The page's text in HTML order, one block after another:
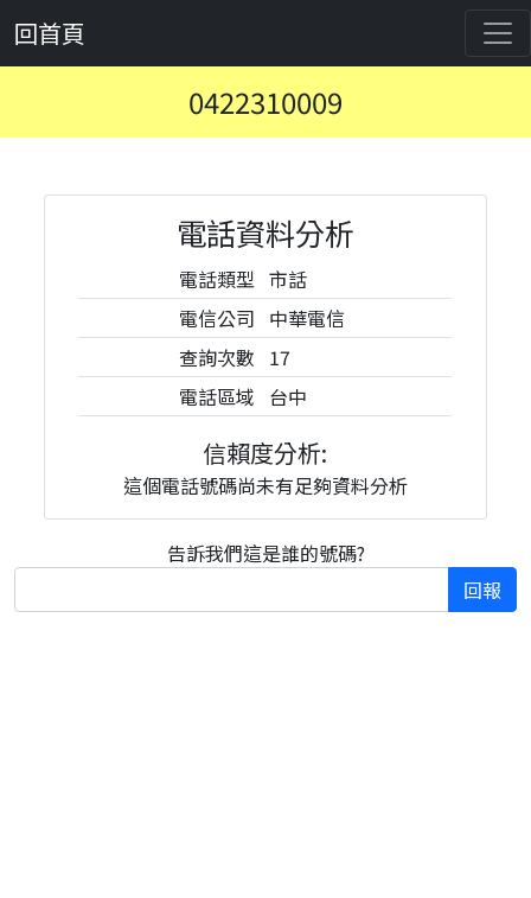
回首頁
0422310009
電話資料分析
電話類型 市話
電信公司 中華電信
查詢次數 17
電話區域 台中
信賴度分析:
這個電話號碼尚未有足夠資料分析
告訴我們這是誰的號碼?
回報